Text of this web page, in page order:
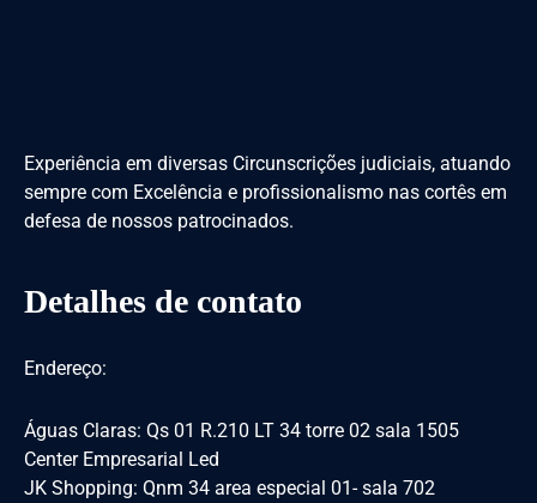
Experiência em diversas Circunscrições judiciais, atuando
sempre com Excelência e profissionalismo nas cortês em
defesa de nossos patrocinados.
Detalhes de contato
Endereço:
Águas Claras: Qs 01 R.210 LT 34 torre 02 sala 1505
Center Empresarial Led
JK Shopping: Qnm 34 area especial 01- sala 702